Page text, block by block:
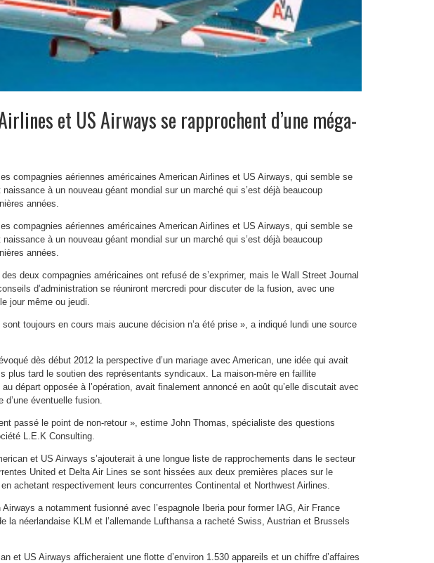
et US Airways se rapprochent d’une méga-
compagnies aériennes américaines American Airlines et US Airways, qui semble se
naissance à un nouveau géant mondial sur un marché qui s’est déjà beaucoup
années.
compagnies aériennes américaines American Airlines et US Airways, qui semble se
naissance à un nouveau géant mondial sur un marché qui s’est déjà beaucoup
années.
deux compagnies américaines ont refusé de s’exprimer, mais le Wall Street Journal
d’administration se réuniront mercredi pour discuter de la fusion, avec une
jour même ou jeudi.
toujours en cours mais aucune décision n’a été prise », a indiqué lundi une source
dès début 2012 la perspective d’un mariage avec American, une idée qui avait
plus tard le soutien des représentants syndicaux. La maison-mère en faillite
au départ opposée à l’opération, avait finalement annoncé en août qu’elle discutait avec
d’une éventuelle fusion.
passé le point de non-retour », estime John Thomas, spécialiste des questions
L.E.K Consulting.
et US Airways s’ajouterait à une longue liste de rapprochements dans le secteur
United et Delta Air Lines se sont hissées aux deux premières places sur le
achetant respectivement leurs concurrentes Continental et Northwest Airlines.
a notamment fusionné avec l’espagnole Iberia pour former IAG, Air France
la néerlandaise KLM et l’allemande Lufthansa a racheté Swiss, Austrian et Brussels
et US Airways afficheraient une flotte d’environ 1.530 appareils et un chiffre d’affaires